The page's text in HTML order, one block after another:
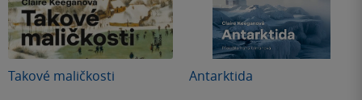
Takové maličkosti Antarktida